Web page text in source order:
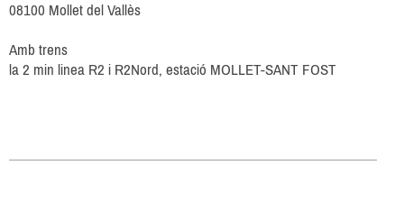
08100 Mollet del Vallès
Amb trens
la 2 min linea R2 i R2Nord, estació MOLLET-SANT FOST